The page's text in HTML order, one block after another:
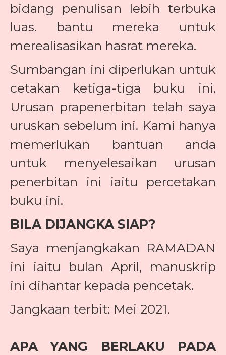
bidang penulisan lebih terbuka
luas. bantu mereka untuk
merealisasikan hasrat mereka.
Sumbangan ini diperlukan untuk
cetakan ketiga-tiga buku ini.
Urusan prapenerbitan telah saya
uruskan sebelum ini. Kami hanya
memerlukan bantuan anda
untuk menyelesaikan urusan
penerbitan ini iaitu percetakan
buku ini.
BILA DIJANGKA SIAP?
Saya menjangkakan RAMADAN
ini iaitu bulan April, manuskrip
ini dihantar kepada pencetak.
Jangkaan terbit: Mei 2021.
APA YANG BERLAKU PADA